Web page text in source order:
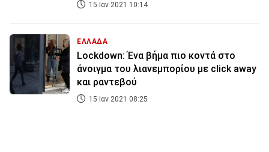
15 Ιαν 2021 10:14
ΕΛΛΑΔΑ
Lockdown: Ένα βήμα πιο κοντά στο
άνοιγμα του λιανεμπορίου με click away
και ραντεβού
15 Ιαν 2021 08:25